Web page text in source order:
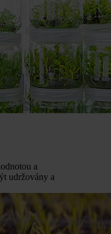
a
udržovány a